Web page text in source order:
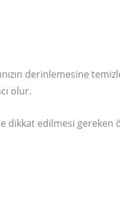
derinlemesine
olur.
dikkat edilmesi gereken